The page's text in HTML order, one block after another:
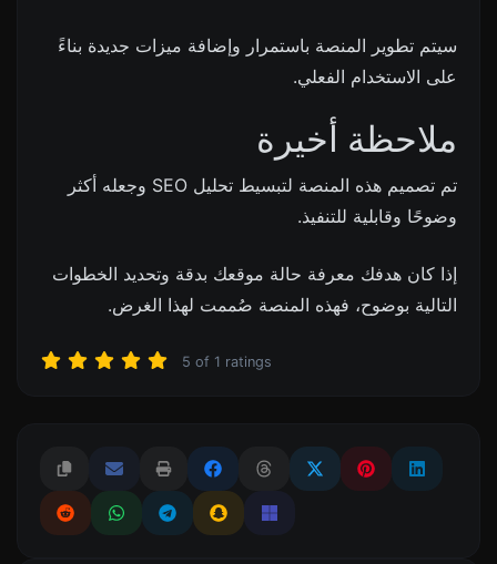
سيتم تطوير المنصة باستمرار وإضافة ميزات جديدة بناءً
على الاستخدام الفعلي.
ملاحظة أخيرة
تم تصميم هذه المنصة لتبسيط تحليل SEO وجعله أكثر
وضوحًا وقابلية للتنفيذ.
إذا كان هدفك معرفة حالة موقعك بدقة وتحديد الخطوات
التالية بوضوح، فهذه المنصة صُممت لهذا الغرض.
5 of 1 ratings